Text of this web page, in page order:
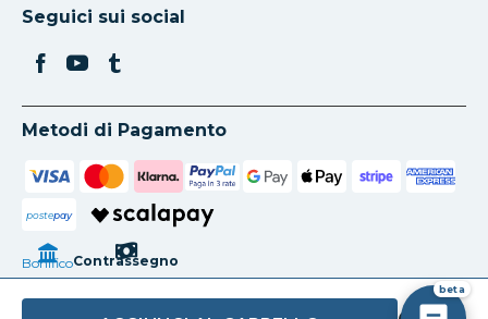
Si apre in una nuova scheda
Si apre in una nuova scheda
Seguici sui social
Metodi di Pagamento
postepay
BonificoContrassegno
beta